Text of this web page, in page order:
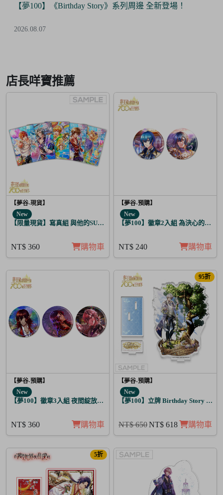
【夢100】《Birthday Story》系列周邊 全新登場！
2026.08.07
6
店長咩寶推薦
【夢谷-現貨】
New
【限量現貨】寫真組 與他的SUGAR&BITTER 太陽覺醒 5入
NT$ 360 購物車
【夢谷-預購】
New
【夢100】徽章2入組 為決心的落幕
NT$ 240 購物車
【夢谷-預購】
New
【夢100】徽章3入組 夜間綻放的花香調酒 迪翁
NT$ 360 購物車
95折
【夢谷-預購】
New
【夢100】立牌 Birthday Story 亞當
NT$ 650NT$ 618 購物車
5折